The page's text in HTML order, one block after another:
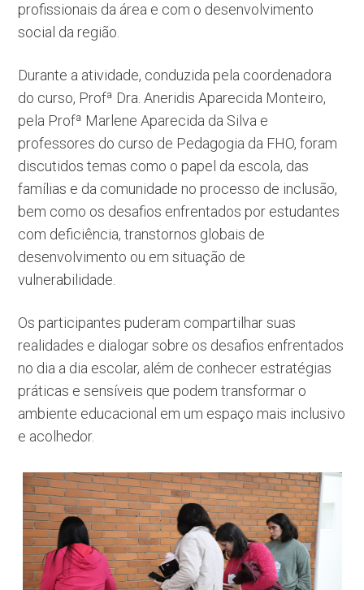
profissionais da área e com o desenvolvimento
social da região.
Durante a atividade, conduzida pela coordenadora
do curso, Profª Dra. Aneridis Aparecida Monteiro,
pela Profª Marlene Aparecida da Silva e
professores do curso de Pedagogia da FHO, foram
discutidos temas como o papel da escola, das
famílias e da comunidade no processo de inclusão,
bem como os desafios enfrentados por estudantes
com deficiência, transtornos globais de
desenvolvimento ou em situação de
vulnerabilidade.
Os participantes puderam compartilhar suas
realidades e dialogar sobre os desafios enfrentados
no dia a dia escolar, além de conhecer estratégias
práticas e sensíveis que podem transformar o
ambiente educacional em um espaço mais inclusivo
e acolhedor.